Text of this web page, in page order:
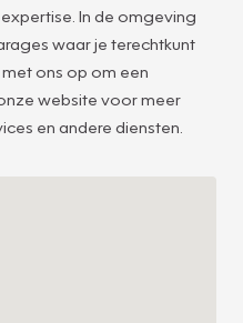
In de omgeving
waar je terechtkunt
ons op om een
website voor meer
en andere diensten.
13